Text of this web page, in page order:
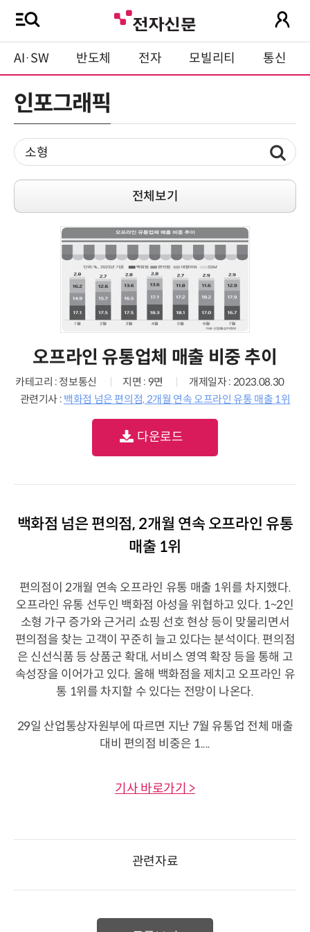
AI·SW 반도체 전자 모빌리티 통신
인포그래픽
전체보기
오프라인 유통업체 매출 비중 추이
카테고리 : 정보통신 지면 : 9면
개제일자 : 2023.08.30
관련기사 : 백화점 넘은 편의점, 2개월 연속 오프라인 유통 매출 1위
다운로드
백화점 넘은 편의점, 2개월 연속 오프라인 유통
매출 1위
편의점이 2개월 연속 오프라인 유통 매출 1위를 차지했다.
오프라인 유통 선두인 백화점 아성을 위협하고 있다. 1~2인
소형 가구 증가와 근거리 쇼핑 선호 현상 등이 맞물리면서
편의점을 찾는 고객이 꾸준히 늘고 있다는 분석이다. 편의점
은 신선식품 등 상품군 확대, 서비스 영역 확장 등을 통해 고
속성장을 이어가고 있다. 올해 백화점을 제치고 오프라인 유
통 1위를 차지할 수 있다는 전망이 나온다.
29일 산업통상자원부에 따르면 지난 7월 유통업 전체 매출
대비 편의점 비중은 1....
기사 바로가기 >
관련자료